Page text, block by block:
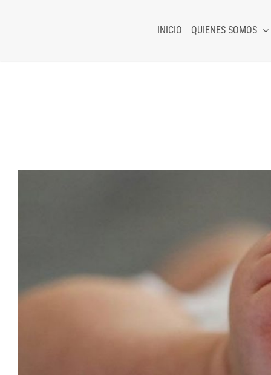
INICIO QUIENES SOMOS